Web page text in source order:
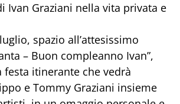
Ivan Graziani nella vita privata e
spazio all’attesissimo
– Buon compleanno Ivan”,
festa itinerante che vedrà
e Tommy Graziani insieme